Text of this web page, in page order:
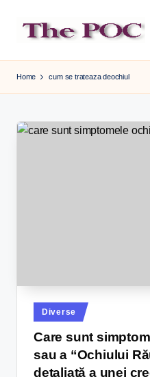
content
Home cum se trateaza deochiul
Diverse
Care sunt
sau a “Ochiului
detaliată a unei